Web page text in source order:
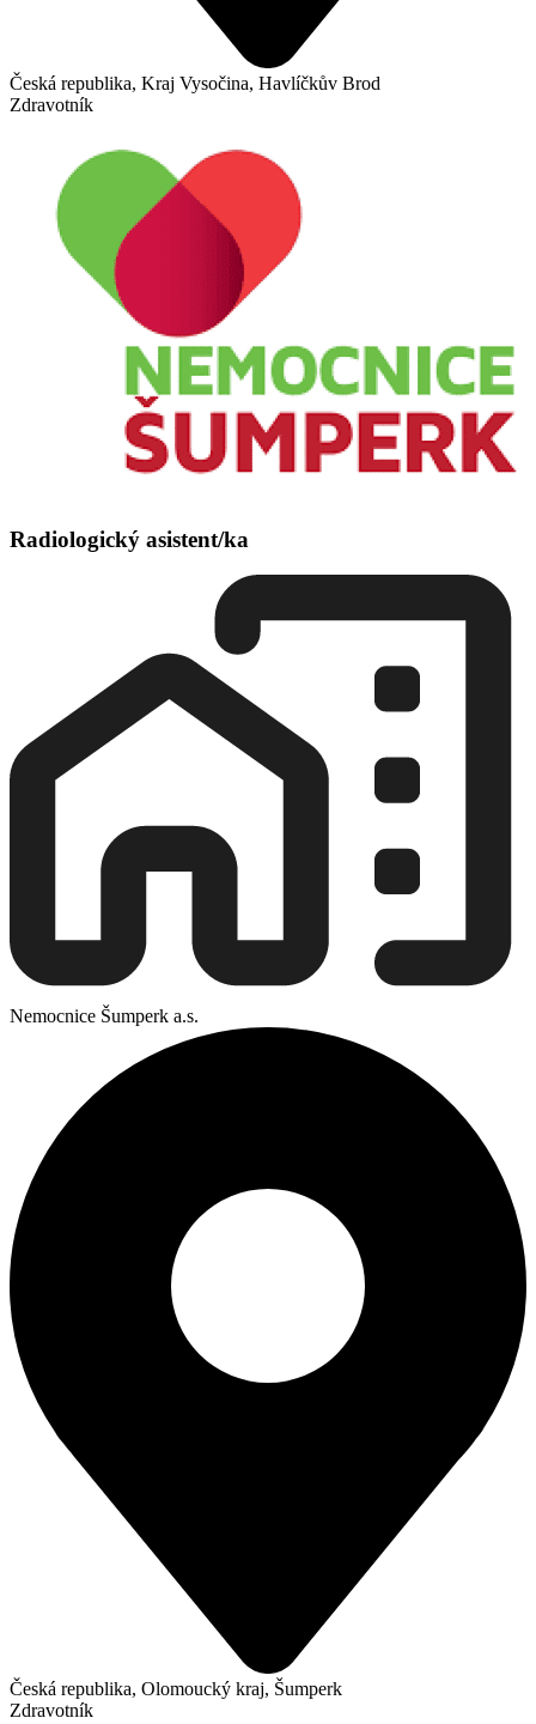
Česká republika, Kraj Vysočina, Havlíčkův Brod
Zdravotník
Radiologický asistent/ka
Nemocnice Šumperk a.s.
Česká republika, Olomoucký kraj, Šumperk
Zdravotník